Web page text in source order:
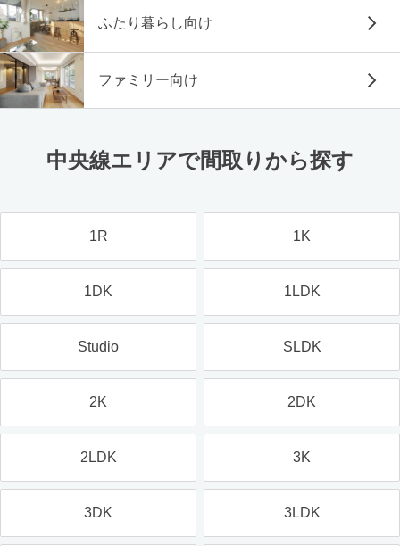
ふたり暮らし向け
ファミリー向け
中央線エリアで間取りから探す
1R 1K
1DK 1LDK
Studio SLDK
2K 2DK
2LDK 3K
3DK 3LDK